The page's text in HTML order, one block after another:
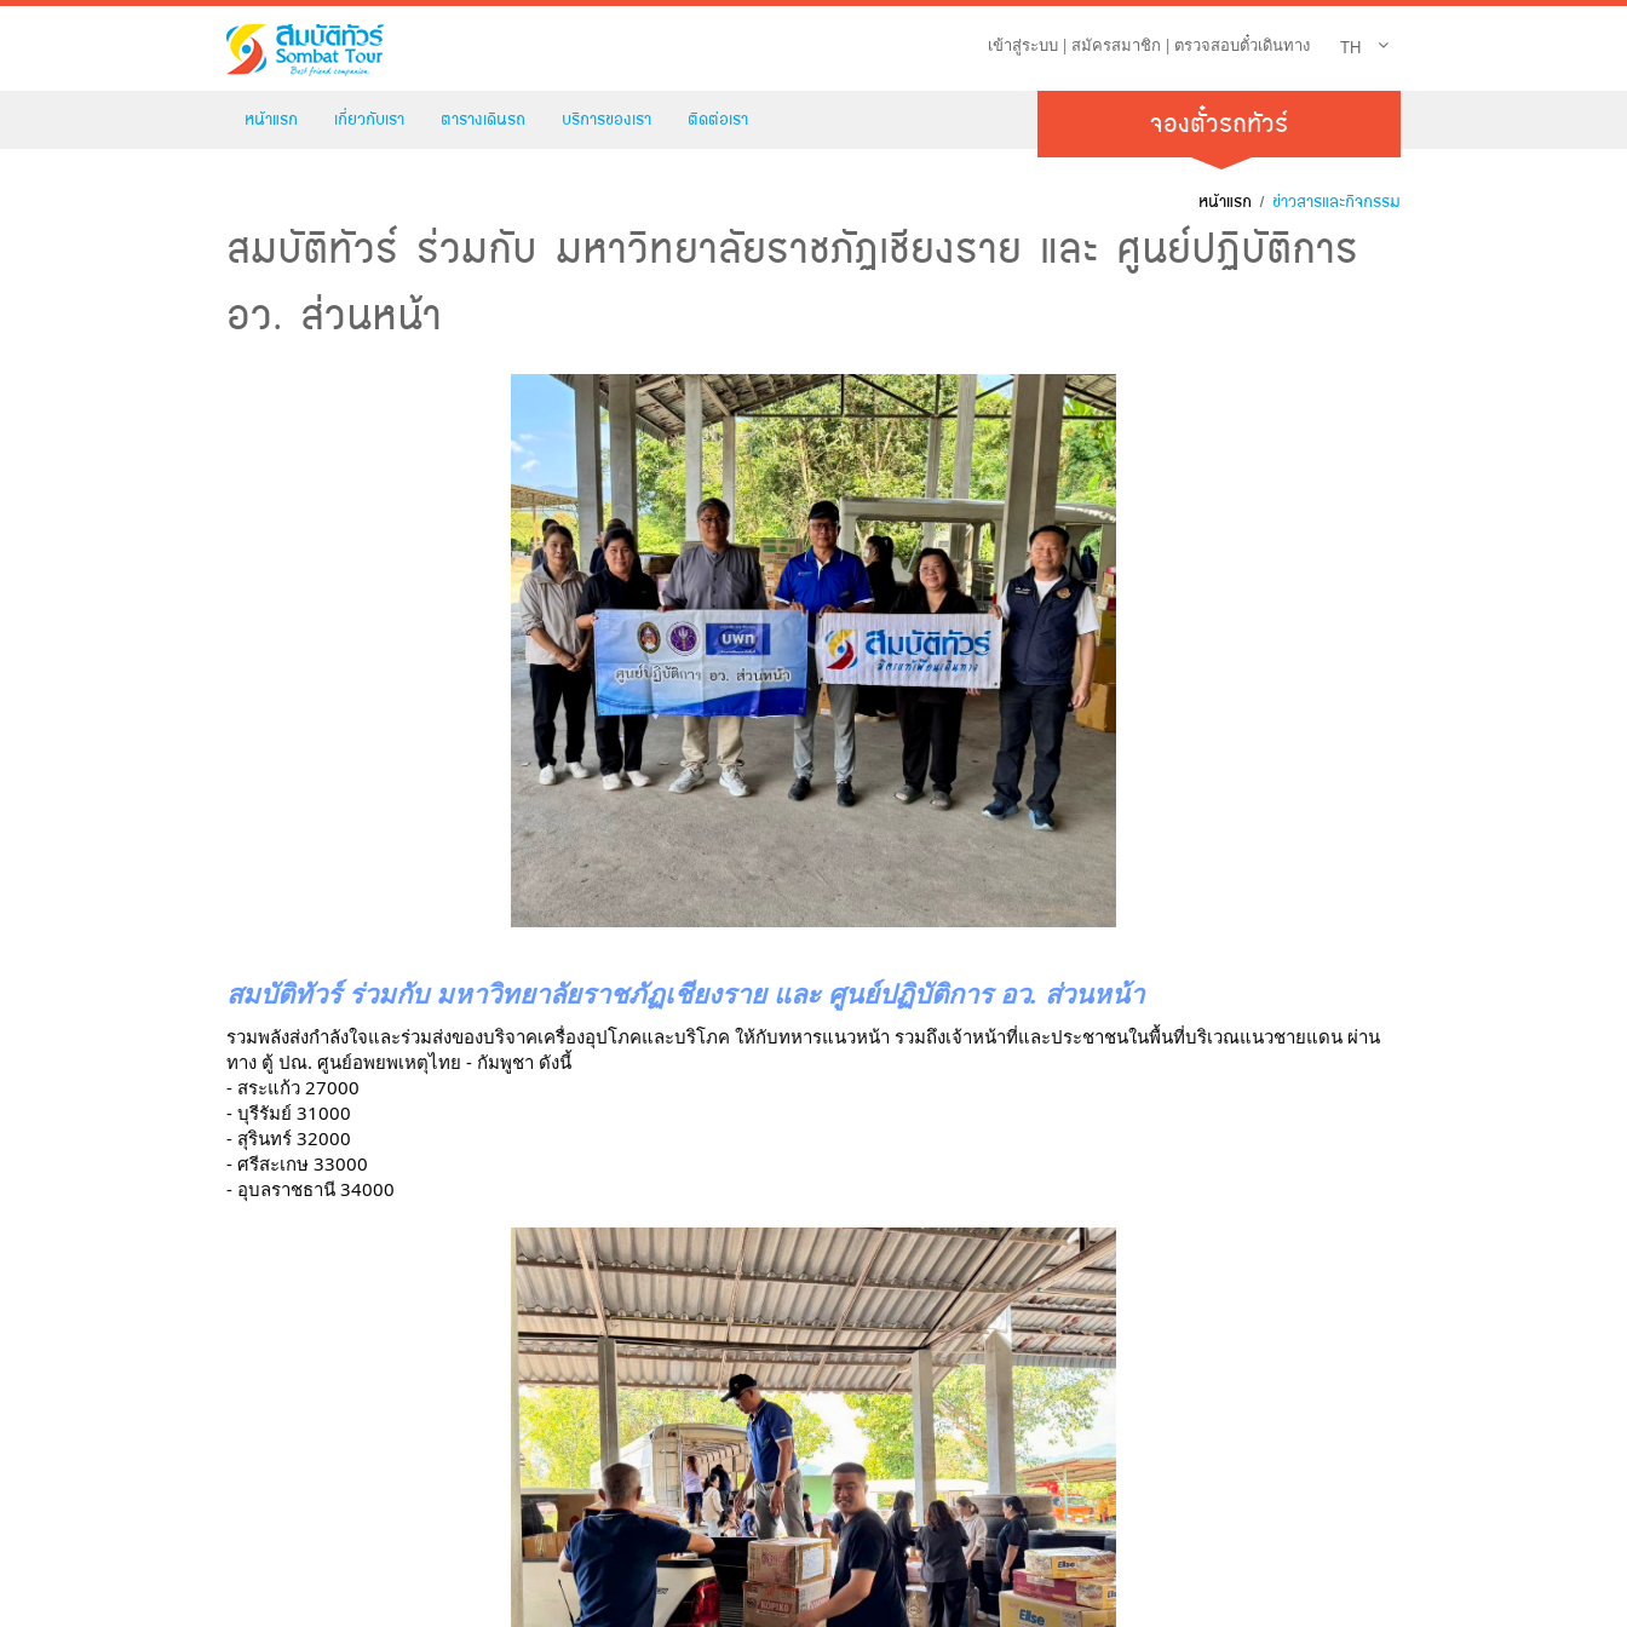
TH
หน้าแรก เกี่ยวกับเรา ตารางเดินรถ บริการของเรา ติดต่อเรา
เข้าสู่ระบบ | สมัครสมาชิก | ตรวจสอบตั๋วเดินทาง
จองตั๋วรถทัวร์
หน้าแรก / ข่าวสารและกิจกรรม
สมบัติทัวร์ ร่วมกับ มหาวิทยาลัยราชภัฏเชียงราย และ ศูนย์ปฏิบัติการ
อว. ส่วนหน้า
สมบัติทัวร์ ร่วมกับ มหาวิทยาลัยราชภัฏเชียงราย และ ศูนย์ปฏิบัติการ อว. ส่วนหน้า
รวมพลังส่งกำลังใจและร่วมส่งของบริจาคเครื่องอุปโภคและบริโภค ให้กับทหารแนวหน้า รวมถึงเจ้าหน้าที่และประชาชนในพื้นที่บริเวณแนวชายแดน ผ่าน
ทาง ตู้ ปณ. ศูนย์อพยพเหตุไทย - กัมพูชา ดังนี้
- สระแก้ว 27000
- บุรีรัมย์ 31000
- สุรินทร์ 32000
- ศรีสะเกษ 33000
- อุบลราชธานี 34000